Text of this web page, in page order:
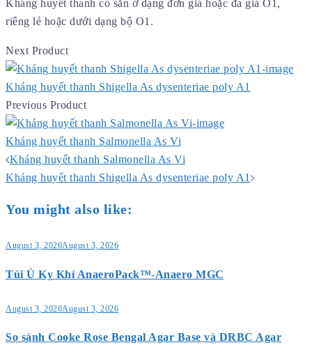
Kháng huyết thanh có sẵn ở dạng đơn giá hoặc đa giá O1,
riêng lẻ hoặc dưới dạng bộ O1.
Next Product
Kháng huyết thanh Shigella As dysenteriae poly A1
Previous Product
Kháng huyết thanh Salmonella As Vi
Post
navigation
Kháng huyết thanh Salmonella As Vi
Kháng huyết thanh Shigella As dysenteriae poly A1
You might also like:
August 3, 2026August 3, 2026
Túi Ủ Kỵ Khí AnaeroPack™-Anaero MGC
August 3, 2026August 3, 2026
So sánh Cooke Rose Bengal Agar Base và DRBC Agar